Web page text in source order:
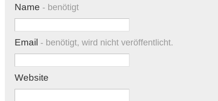
Name - benötigt
Email - benötigt, wird nicht veröffentlicht.
Website